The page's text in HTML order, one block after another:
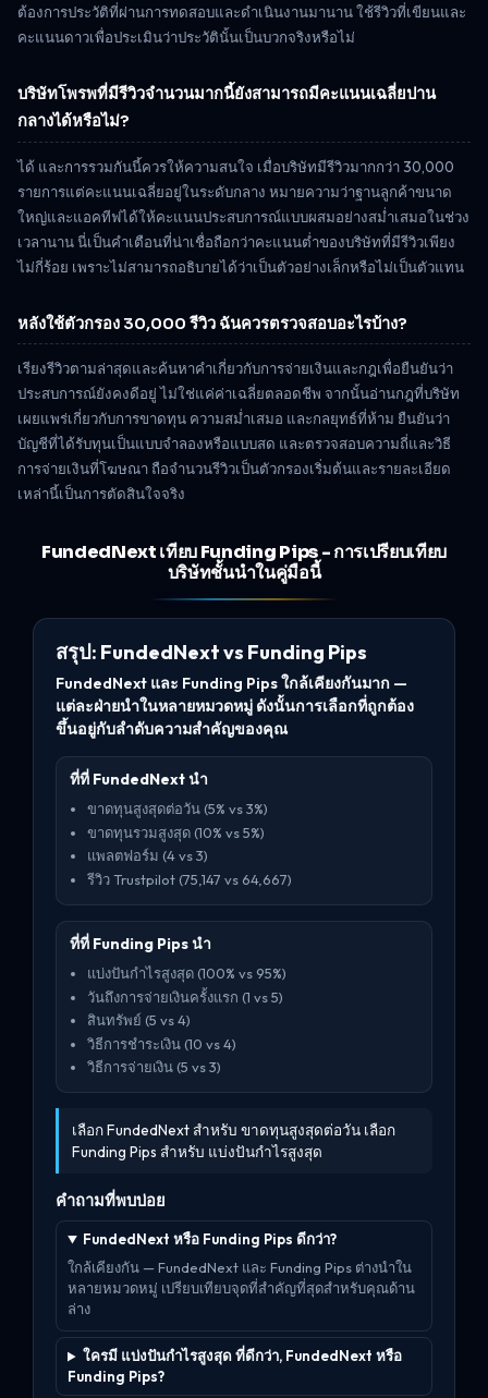
ต้องการประวัติที่ผ่านการทดสอบและดำเนินงานมานาน ใช้รีวิวที่เขียนและ
คะแนนดาวเพื่อประเมินว่าประวัตินั้นเป็นบวกจริงหรือไม่
บริษัทโพรพที่มีรีวิวจำนวนมากนี้ยังสามารถมีคะแนนเฉลี่ยปาน
กลางได้หรือไม่?
ได้ และการรวมกันนี้ควรให้ความสนใจ เมื่อบริษัทมีรีวิวมากกว่า 30,000
รายการแต่คะแนนเฉลี่ยอยู่ในระดับกลาง หมายความว่าฐานลูกค้าขนาด
ใหญ่และแอคทีฟได้ให้คะแนนประสบการณ์แบบผสมอย่างสม่ำเสมอในช่วง
เวลานาน นี่เป็นคำเตือนที่น่าเชื่อถือกว่าคะแนนต่ำของบริษัทที่มีรีวิวเพียง
ไม่กี่ร้อย เพราะไม่สามารถอธิบายได้ว่าเป็นตัวอย่างเล็กหรือไม่เป็นตัวแทน
หลังใช้ตัวกรอง 30,000 รีวิว ฉันควรตรวจสอบอะไรบ้าง?
เรียงรีวิวตามล่าสุดและค้นหาคำเกี่ยวกับการจ่ายเงินและกฎเพื่อยืนยันว่า
ประสบการณ์ยังคงดีอยู่ ไม่ใช่แค่ค่าเฉลี่ยตลอดชีพ จากนั้นอ่านกฎที่บริษัท
เผยแพร่เกี่ยวกับการขาดทุน ความสม่ำเสมอ และกลยุทธ์ที่ห้าม ยืนยันว่า
บัญชีที่ได้รับทุนเป็นแบบจำลองหรือแบบสด และตรวจสอบความถี่และวิธี
การจ่ายเงินที่โฆษณา ถือจำนวนรีวิวเป็นตัวกรองเริ่มต้นและรายละเอียด
เหล่านี้เป็นการตัดสินใจจริง
FundedNext เทียบ Funding Pips - การเปรียบเทียบ
บริษัทชั้นนำในคู่มือนี้
สรุป: FundedNext vs Funding Pips
FundedNext และ Funding Pips ใกล้เคียงกันมาก —
แต่ละฝ่ายนำในหลายหมวดหมู่ ดังนั้นการเลือกที่ถูกต้อง
ขึ้นอยู่กับลำดับความสำคัญของคุณ
ที่ที่ FundedNext นำ
ขาดทุนสูงสุดต่อวัน (5% vs 3%)
ขาดทุนรวมสูงสุด (10% vs 5%)
แพลตฟอร์ม (4 vs 3)
รีวิว Trustpilot (75,147 vs 64,667)
ที่ที่ Funding Pips นำ
แบ่งปันกำไรสูงสุด (100% vs 95%)
วันถึงการจ่ายเงินครั้งแรก (1 vs 5)
สินทรัพย์ (5 vs 4)
วิธีการชำระเงิน (10 vs 4)
วิธีการจ่ายเงิน (5 vs 3)
เลือก FundedNext สำหรับ ขาดทุนสูงสุดต่อวัน เลือก
Funding Pips สำหรับ แบ่งปันกำไรสูงสุด
คำถามที่พบบ่อย
FundedNext หรือ Funding Pips ดีกว่า?
ใกล้เคียงกัน — FundedNext และ Funding Pips ต่างนำใน
หลายหมวดหมู่ เปรียบเทียบจุดที่สำคัญที่สุดสำหรับคุณด้าน
ล่าง
ใครมี แบ่งปันกำไรสูงสุด ที่ดีกว่า, FundedNext หรือ
Funding Pips?